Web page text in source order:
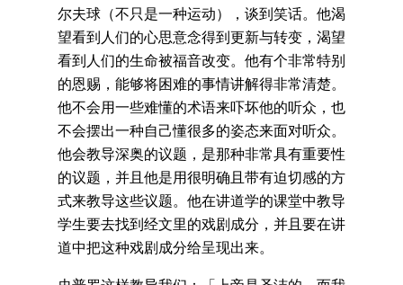
尔夫球（不只是一种运动），谈到笑话。他渴
望看到人们的心思意念得到更新与转变，渴望
看到人们的生命被福音改变。他有个非常特别
的恩赐，能够将困难的事情讲解得非常清楚。
他不会用一些难懂的术语来吓坏他的听众，也
不会摆出一种自己懂很多的姿态来面对听众。
他会教导深奥的议题，是那种非常具有重要性
的议题，并且他是用很明确且带有迫切感的方
式来教导这些议题。他在讲道学的课堂中教导
学生要去找到经文里的戏剧成分，并且要在讲
道中把这种戏剧成分给呈现出来。